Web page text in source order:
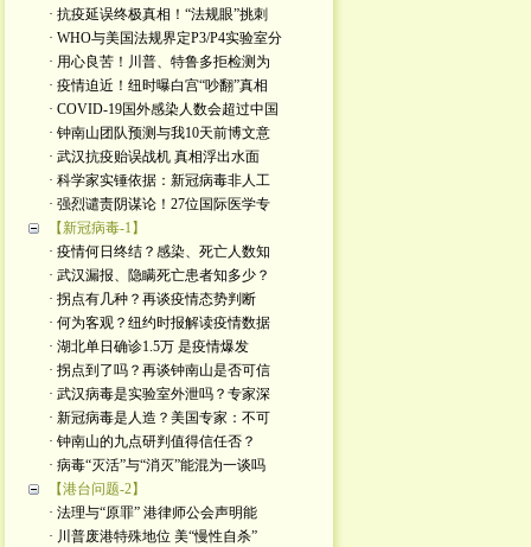
· 抗疫延误终极真相！“法规眼”挑刺
· WHO与美国法规界定P3/P4实验室分
· 用心良苦！川普、特鲁多拒检测为
· 疫情迫近！纽时曝白宫“吵翻”真相
· COVID-19国外感染人数会超过中国
· 钟南山团队预测与我10天前博文意
· 武汉抗疫贻误战机 真相浮出水面
· 科学家实锤依据：新冠病毒非人工
· 强烈谴责阴谋论！27位国际医学专
【新冠病毒-1】
· 疫情何日终结？感染、死亡人数知
· 武汉漏报、隐瞒死亡患者知多少？
· 拐点有几种？再谈疫情态势判断
· 何为客观？纽约时报解读疫情数据
· 湖北单日确诊1.5万 是疫情爆发
· 拐点到了吗？再谈钟南山是否可信
· 武汉病毒是实验室外泄吗？专家深
· 新冠病毒是人造？美国专家：不可
· 钟南山的九点研判值得信任否？
· 病毒“灭活”与“消灭”能混为一谈吗
【港台问题-2】
· 法理与“原罪” 港律师公会声明能
· 川普废港特殊地位 美“慢性自杀”